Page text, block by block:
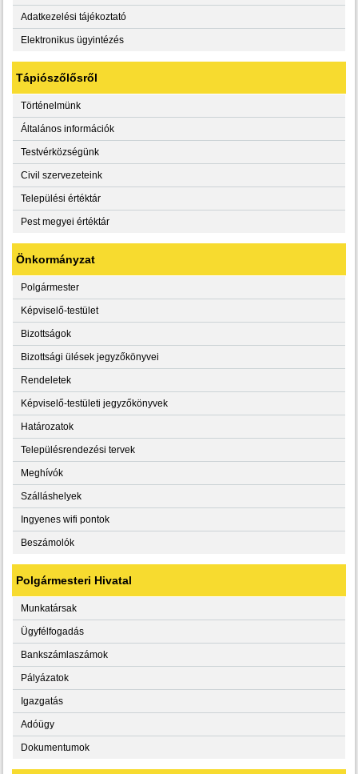
Adatkezelési tájékoztató
Elektronikus ügyintézés
Tápiószőlősről
Történelmünk
Általános információk
Testvérközségünk
Civil szervezeteink
Települési értéktár
Pest megyei értéktár
Önkormányzat
Polgármester
Képviselő-testület
Bizottságok
Bizottsági ülések jegyzőkönyvei
Rendeletek
Képviselő-testületi jegyzőkönyvek
Határozatok
Településrendezési tervek
Meghívók
Szálláshelyek
Ingyenes wifi pontok
Beszámolók
Polgármesteri Hivatal
Munkatársak
Ügyfélfogadás
Bankszámlaszámok
Pályázatok
Igazgatás
Adóügy
Dokumentumok